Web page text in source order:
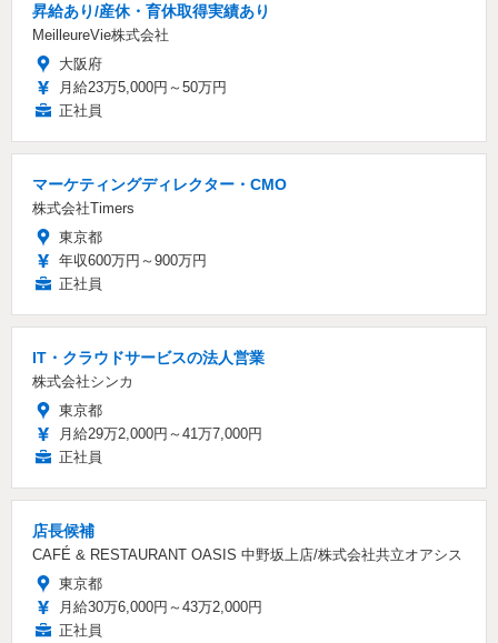
昇給あり/産休・育休取得実績あり
MeilleureVie株式会社
大阪府
月給23万5,000円～50万円
正社員
マーケティングディレクター・CMO
株式会社Timers
東京都
年収600万円～900万円
正社員
IT・クラウドサービスの法人営業
株式会社シンカ
東京都
月給29万2,000円～41万7,000円
正社員
店長候補
CAFÉ & RESTAURANT OASIS 中野坂上店/株式会社共立オアシス
東京都
月給30万6,000円～43万2,000円
正社員